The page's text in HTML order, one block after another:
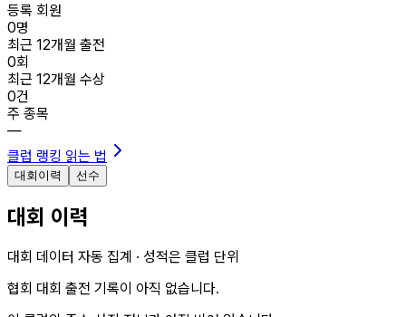
등록 회원
0명
최근 12개월 출전
0회
최근 12개월 수상
0건
주 종목
—
클럽 랭킹 읽는 법
대회이력 선수
대회 이력
대회 데이터 자동 집계 · 성적은 클럽 단위
협회 대회 출전 기록이 아직 없습니다.